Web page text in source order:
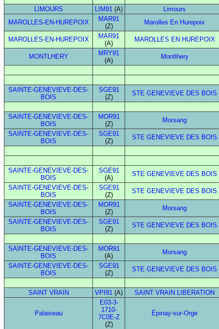
LIMOURS LIM91 (A)
Limours
MAROLLES-EN-HUREPOIX
MAR91
(Z)
Marolles En Hurepoix
MAROLLES-EN-HUREPOIX
MAR91
(A)
MAROLLES EN HUREPOIX
MONTLHERY
MRY91
(A)
Montlhery
SAINTE-GENEVIEVE-DES-
BOIS
SGE91
(Z)
STE GENEVIEVE DES BOIS
SAINTE-GENEVIEVE-DES-
BOIS
MOR91
(Z)
Morsang
SAINTE-GENEVIEVE-DES-
BOIS
SGE91
(Z)
STE GENEVIEVE DES BOIS
SAINTE-GENEVIEVE-DES-
BOIS
SGE91
(A)
STE GENEVIEVE DES BOIS
SAINTE-GENEVIEVE-DES-
BOIS
SGE91
(Z)
STE GENEVIEVE DES BOIS
SAINTE-GENEVIEVE-DES-
BOIS
MOR91
(Z)
Morsang
SAINTE-GENEVIEVE-DES-
BOIS
SGE91
(Z)
STE GENEVIEVE DES BOIS
SAINTE-GENEVIEVE-DES-
BOIS
MOR91
(A)
Morsang
SAINTE-GENEVIEVE-DES-
BOIS
SGE91
(Z)
STE GENEVIEVE DES BOIS
SAINT VRAIN VPI91 (A) SAINT VRAIN LIBERATION
Palaiseau
E03-3-
1710-
7C0E-Z
(Z)
Épinay-sur-Orge